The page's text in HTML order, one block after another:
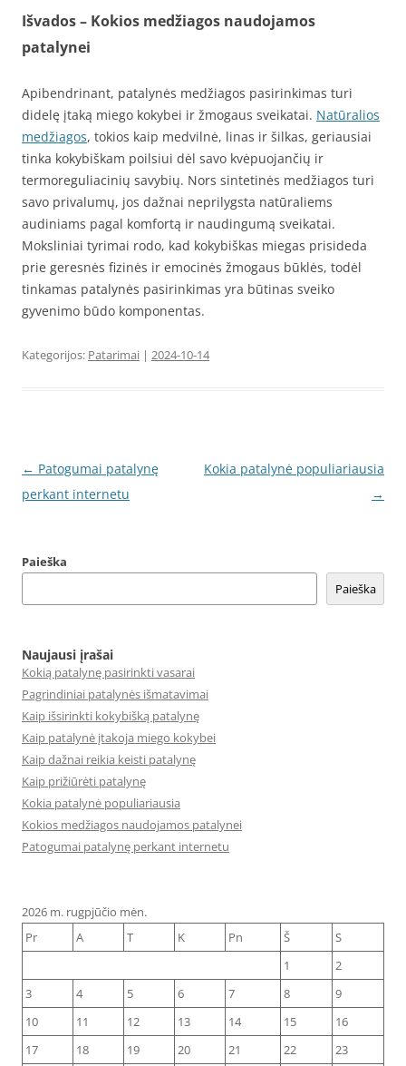
Išvados – Kokios medžiagos naudojamos
patalynei
Apibendrinant, patalynės medžiagos pasirinkimas turi
didelę įtaką miego kokybei ir žmogaus sveikatai. Natūralios
medžiagos, tokios kaip medvilnė, linas ir šilkas, geriausiai
tinka kokybiškam poilsiui dėl savo kvėpuojančių ir
termoreguliacinių savybių. Nors sintetinės medžiagos turi
savo privalumų, jos dažnai neprilygsta natūraliems
audiniams pagal komfortą ir naudingumą sveikatai.
Moksliniai tyrimai rodo, kad kokybiškas miegas prisideda
prie geresnės fizinės ir emocinės žmogaus būklės, todėl
tinkamas patalynės pasirinkimas yra būtinas sveiko
gyvenimo būdo komponentas.
Kategorijos: Patarimai | 2024-10-14
Įrašo
navigacija
← Patogumai patalynę
perkant internetu
Kokia patalynė populiariausia
→
Paieška
Paieška
Naujausi įrašai
Kokią patalynę pasirinkti vasarai
Pagrindiniai patalynės išmatavimai
Kaip išsirinkti kokybišką patalynę
Kaip patalynė įtakoja miego kokybei
Kaip dažnai reikia keisti patalynę
Kaip prižiūrėti patalynę
Kokia patalynė populiariausia
Kokios medžiagos naudojamos patalynei
Patogumai patalynę perkant internetu
2026 m. rugpjūčio mėn.
Pr
A T K Pn Š
S
1
2
3
4 5 6 7 8
9
10
11 12 13 14 15
16
17
18 19 20 21 22 23